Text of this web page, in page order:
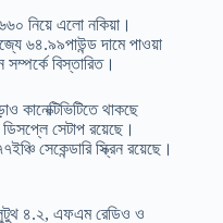
নিয়ে এলো নকিয়া।
৬৪.৯৯পাউন্ড দামে পাওয়া
বিস্তারিত।
কানেক্টিভিটিতে থাকছে
সেটাপ রয়েছে।
সেকেন্ডারি স্ক্রিন রয়েছে।
৪.২, এফএম রেডিও ও